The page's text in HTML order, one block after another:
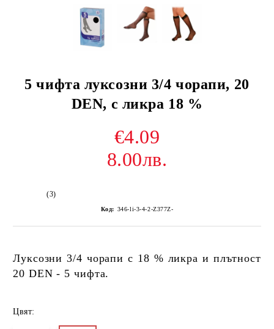
5 чифта луксозни 3/4 чорапи, 20
DEN, с ликра 18 %
€4.09
8.00лв.
(3)
Код: 346-li-3-4-2-Z377Z-
Луксозни 3/4 чорапи с 18 % ликра и плътност
20 DEN - 5 чифта.
Цвят: